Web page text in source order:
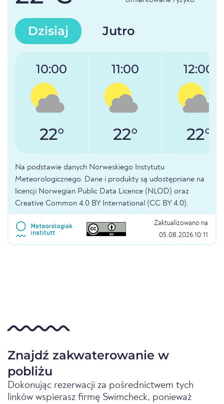
Dzisiaj Jutro
10:00
22°
11:00
22°
12:00
22°
Na podstawie danych Norweskiego Instytutu
Meteorologicznego. Dane i produkty są udostępniane na
licencji Norwegian Public Data Licence (NLOD) oraz
Creative Common 4.0 BY International (CC BY 4.0).
Zaktualizowano na
05.08.2026 10:11
Znajdź zakwaterowanie w
pobliżu
Dokonując rezerwacji za pośrednictwem tych
linków wspierasz firmę Swimcheck, ponieważ